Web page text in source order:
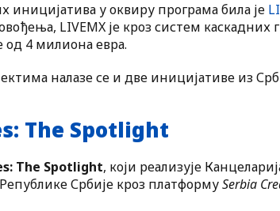
иницијатива у оквиру програма била је
LIVEMX је кроз систем каскадних
4 милиона евра.
налазе се и две иницијативе из
The Spotlight
The Spotlight, који реализује
Србије кроз платформуSerbia